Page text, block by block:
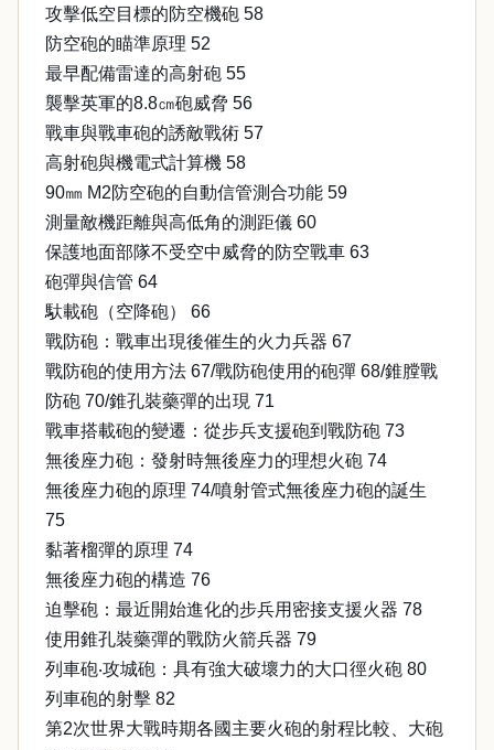
攻擊低空目標的防空機砲 58
防空砲的瞄準原理 52
最早配備雷達的高射砲 55
襲擊英軍的8.8㎝砲威脅 56
戰車與戰車砲的誘敵戰術 57
高射砲與機電式計算機 58
90㎜ M2防空砲的自動信管測合功能 59
測量敵機距離與高低角的測距儀 60
保護地面部隊不受空中威脅的防空戰車 63
砲彈與信管 64
馱載砲（空降砲） 66
戰防砲：戰車出現後催生的火力兵器 67
戰防砲的使用方法 67/戰防砲使用的砲彈 68/錐膛戰
防砲 70/錐孔裝藥彈的出現 71
戰車搭載砲的變遷：從步兵支援砲到戰防砲 73
無後座力砲：發射時無後座力的理想火砲 74
無後座力砲的原理 74/噴射管式無後座力砲的誕生
75
黏著榴彈的原理 74
無後座力砲的構造 76
迫擊砲：最近開始進化的步兵用密接支援火器 78
使用錐孔裝藥彈的戰防火箭兵器 79
列車砲‧攻城砲：具有強大破壞力的大口徑火砲 80
列車砲的射擊 82
第2次世界大戰時期各國主要火砲的射程比較、大砲